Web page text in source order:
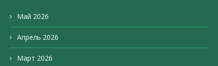
Май 2026
Апрель 2026
Март 2026